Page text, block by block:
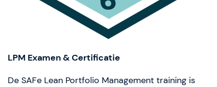
LPM Examen & Certificatie
De SAFe Lean Portfolio Management training is